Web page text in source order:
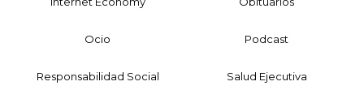
Ocio Podcast
Responsabilidad Social Salud Ejecutiva